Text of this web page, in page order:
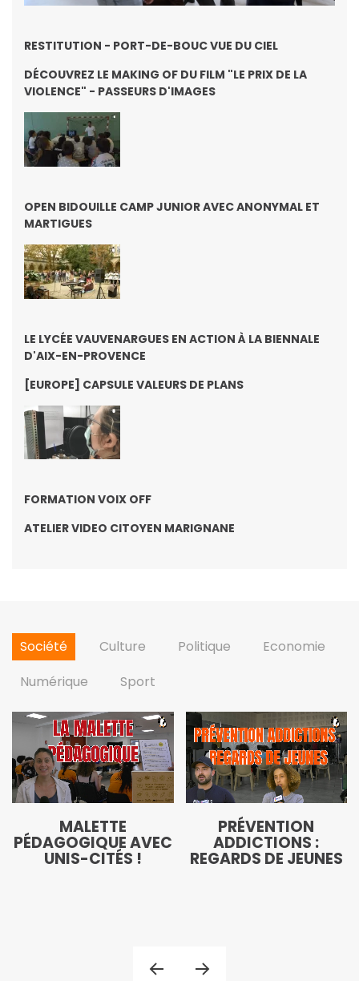
RESTITUTION - PORT-DE-BOUC VUE DU CIEL
DÉCOUVREZ LE MAKING OF DU FILM "LE PRIX DE LA
VIOLENCE" - PASSEURS D'IMAGES
OPEN BIDOUILLE CAMP JUNIOR AVEC ANONYMAL ET
MARTIGUES
LE LYCÉE VAUVENARGUES EN ACTION À LA BIENNALE
D'AIX-EN-PROVENCE
[EUROPE] CAPSULE VALEURS DE PLANS
FORMATION VOIX OFF
ATELIER VIDEO CITOYEN MARIGNANE
Société Culture Politique
Economie
Numérique
Sport
MALETTE
PÉDAGOGIQUE AVEC
UNIS-CITÉS !
PRÉVENTION
ADDICTIONS :
REGARDS DE JEUNES